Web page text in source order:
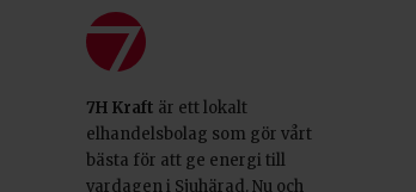
7H Kraft är ett lokalt
elhandelsbolag som gör vårt
bästa för att ge energi till
vardagen i Sjuhärad. Nu och